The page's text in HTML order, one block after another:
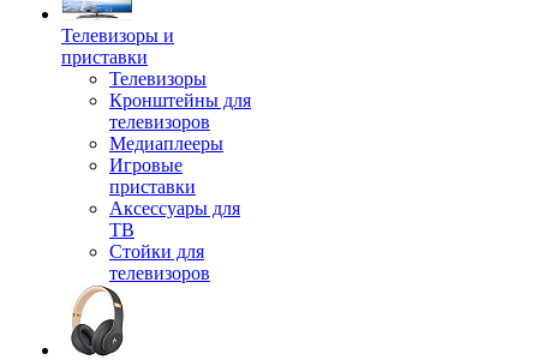
Телевизоры и
приставки
Телевизоры
Кронштейны для
телевизоров
Медиаплееры
Игровые
приставки
Аксессуары для
ТВ
Стойки для
телевизоров